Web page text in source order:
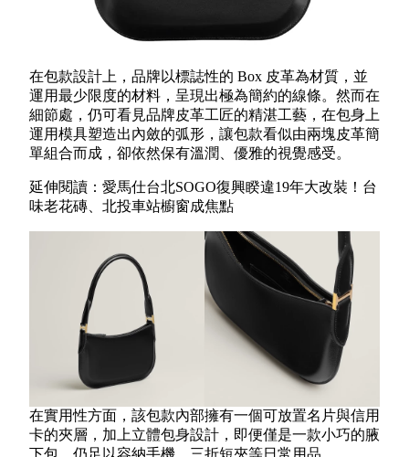
在包款設計上，品牌以標誌性的 Box 皮革為材質，並
運用最少限度的材料，呈現出極為簡約的線條。然而在
細節處，仍可看見品牌皮革工匠的精湛工藝，在包身上
運用模具塑造出內斂的弧形，讓包款看似由兩塊皮革簡
單組合而成，卻依然保有溫潤、優雅的視覺感受。
延伸閱讀：愛馬仕台北SOGO復興睽違19年大改裝！台
味老花磚、北投車站櫥窗成焦點
在實用性方面，該包款內部擁有一個可放置名片與信用
卡的夾層，加上立體包身設計，即便僅是一款小巧的腋